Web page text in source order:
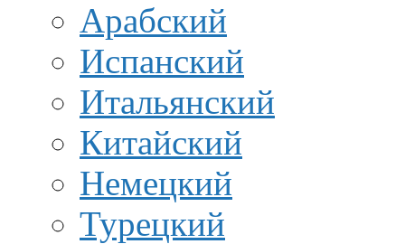
Арабский
Испанский
Итальянский
Китайский
Немецкий
Турецкий